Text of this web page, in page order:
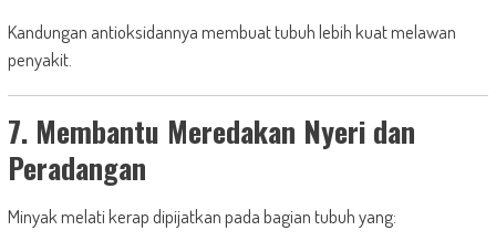
Kandungan antioksidannya membuat tubuh lebih kuat melawan
penyakit.
7. Membantu Meredakan Nyeri dan
Peradangan
Minyak melati kerap dipijatkan pada bagian tubuh yang: